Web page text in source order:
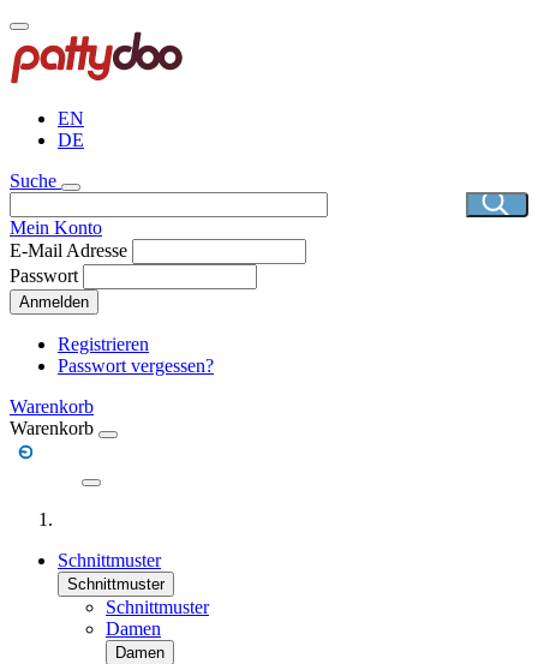
Direkt
zum
Inhalt
EN
DE
Suche
Mein Konto
E-Mail Adresse
Passwort
Anmelden
Registrieren
Passwort vergessen?
Warenkorb
Warenkorb
Schnittmuster
Schnittmuster
Schnittmuster
Damen
Damen